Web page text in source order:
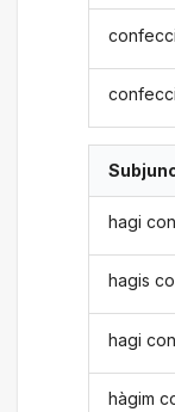
hagi
hagis
hagi
hàgim